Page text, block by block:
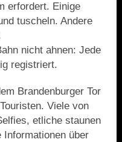
erfordert. Einige
tuscheln. Andere
nicht ahnen: Jede
registriert.
Brandenburger Tor
Viele von
etliche staunen
Informationen über